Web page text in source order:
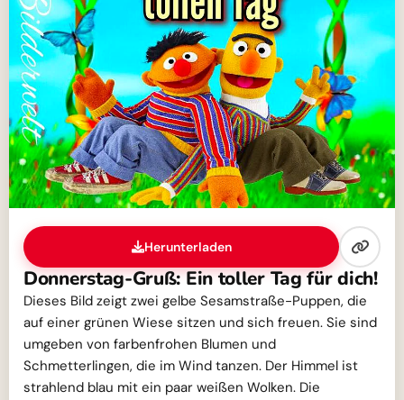
Herunterladen
Donnerstag-Gruß: Ein toller Tag für dich!
Dieses Bild zeigt zwei gelbe Sesamstraße-Puppen, die
auf einer grünen Wiese sitzen und sich freuen. Sie sind
umgeben von farbenfrohen Blumen und
Schmetterlingen, die im Wind tanzen. Der Himmel ist
strahlend blau mit ein paar weißen Wolken. Die